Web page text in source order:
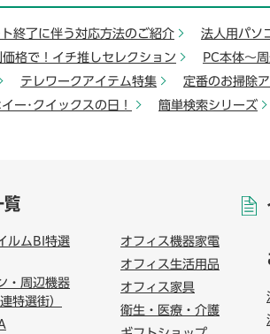
終了に伴う対応方法のご紹介
法人用パソ
格で！イチ推しセレクション
PC本体～
テレワークアイテム特集
定番のお掃除
ー･クイックスの日！
簡単検索シリーズ
覧
ルムBI特選
・周辺機器
特選街）
オフィス機器家電
オフィス生活用品
オフィス家具
衛生・医療・介護